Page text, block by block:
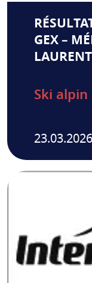
GEX –
LAURENT
Ski alpin
23.03.2026